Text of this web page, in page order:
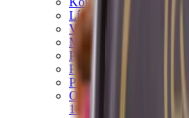
Lískové ořechy
Vlašské ořechy
Makadamové ořechy
Para ořechy
Pekanové ořechy
Píniové oříšky
Ořechová másla
100% ořechová